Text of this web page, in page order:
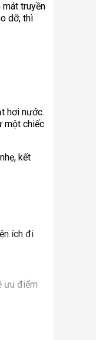
truyền
dỡ, thì
hơi nước.
một chiếc
kết
ích đi
ưu điểm